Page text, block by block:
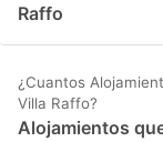
Raffo
¿Cuantos
Villa Raffo?
Alojamientos